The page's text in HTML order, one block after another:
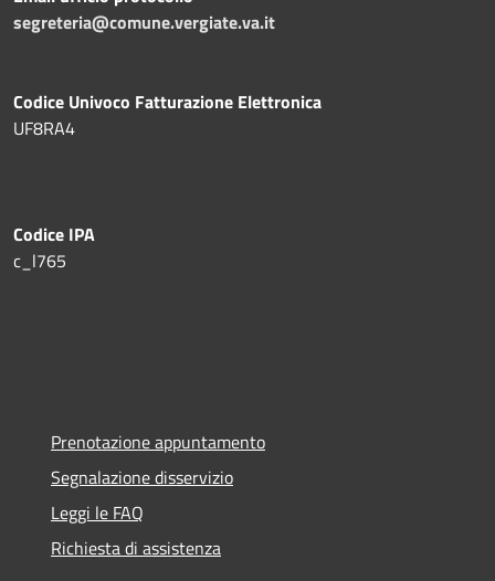
segreteria@comune.vergiate.va.it
Codice Univoco Fatturazione Elettronica
UF8RA4
Codice IPA
c_l765
Prenotazione appuntamento
Segnalazione disservizio
Leggi le FAQ
Richiesta di assistenza